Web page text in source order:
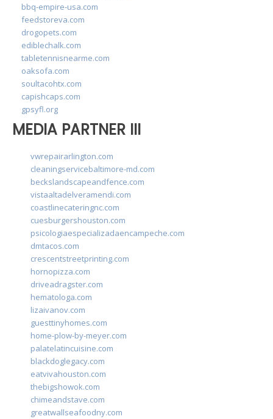
bbq-empire-usa.com
feedstoreva.com
drogopets.com
ediblechalk.com
tabletennisnearme.com
oaksofa.com
soultacohtx.com
capishcaps.com
gpsyfl.org
MEDIA PARTNER III
vwrepairarlington.com
cleaningservicebaltimore-md.com
beckslandscapeandfence.com
vistaaltadelveramendi.com
coastlinecateringnc.com
cuesburgershouston.com
psicologiaespecializadaencampeche.com
dmtacos.com
crescentstreetprinting.com
hornopizza.com
driveadragster.com
hematologa.com
lizaivanov.com
guesttinyhomes.com
home-plow-by-meyer.com
palatelatincuisine.com
blackdoglegacy.com
eatvivahouston.com
thebigshowok.com
chimeandstave.com
greatwallseafoodny.com